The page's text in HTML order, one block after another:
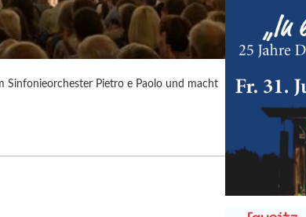
Sinfonieorchester Pietro e Paolo und macht